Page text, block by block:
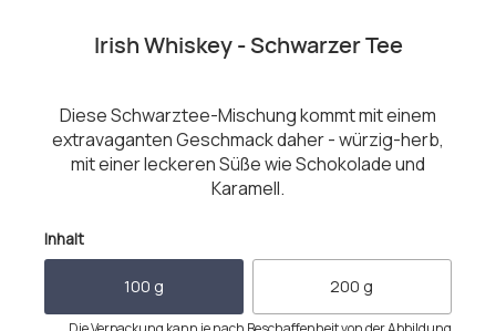
Irish Whiskey - Schwarzer Tee
Diese Schwarztee-Mischung kommt mit einem
extravaganten Geschmack daher - würzig-herb,
mit einer leckeren Süße wie Schokolade und
Karamell.
Inhaltauswählen
100 g 200 g